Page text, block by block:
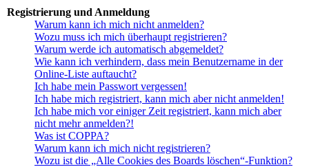
Registrierung und Anmeldung
Warum kann ich mich nicht anmelden?
Wozu muss ich mich überhaupt registrieren?
Warum werde ich automatisch abgemeldet?
Wie kann ich verhindern, dass mein Benutzername in der
Online-Liste auftaucht?
Ich habe mein Passwort vergessen!
Ich habe mich registriert, kann mich aber nicht anmelden!
Ich habe mich vor einiger Zeit registriert, kann mich aber
nicht mehr anmelden?!
Was ist COPPA?
Warum kann ich mich nicht registrieren?
Wozu ist die „Alle Cookies des Boards löschen“-Funktion?